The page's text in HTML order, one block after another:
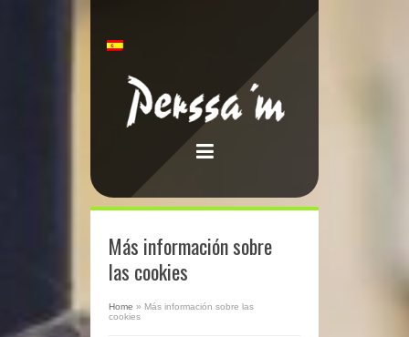
Más información sobre
las cookies
Home » Más información sobre las
cookies